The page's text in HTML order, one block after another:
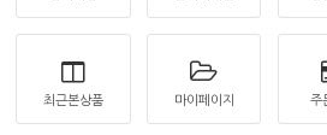
최근본상품 마이페이지 주